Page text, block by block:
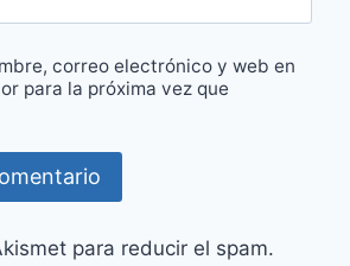
correo electrónico y web en
para la próxima vez que
para reducir el spam.